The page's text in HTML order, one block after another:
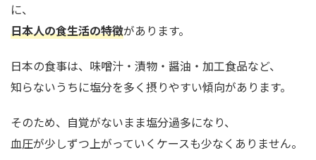
に、
日本人の食生活の特徴があります。
日本の食事は、味噌汁・漬物・醤油・加工食品など、
知らないうちに塩分を多く摂りやすい傾向があります。
そのため、自覚がないまま塩分過多になり、
血圧が少しずつ上がっていくケースも少なくありません。